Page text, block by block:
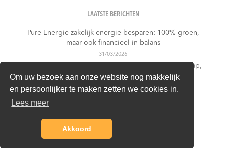
Om uw bezoek aan onze website nog makkelijk
en persoonlijker te maken zetten we cookies in.
Lees meer
Akkoord
LAATSTE BERICHTEN
Pure Energie zakelijk energie besparen: 100% groen,
maar ook financieel in balans
31/03/2026
Budget Energie zakelijk energie besparen: lage instap,
maar is het contract nog steeds passend?
31/03/2026
Greenchoice zakelijk energie besparen: duurzame
24/03/2026